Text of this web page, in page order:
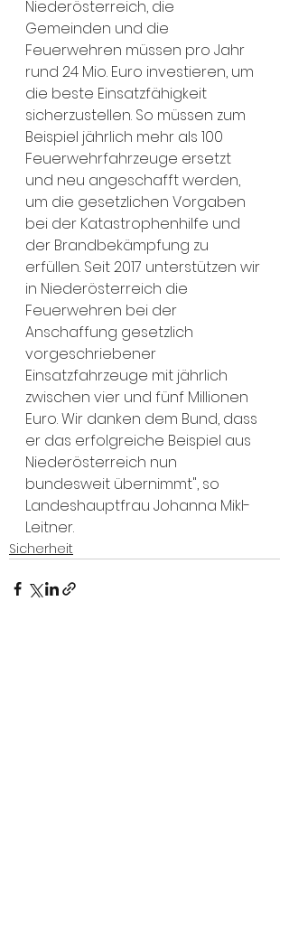
Niederösterreich, die
Gemeinden und die
Feuerwehren müssen pro Jahr
rund 24 Mio. Euro investieren, um
die beste Einsatzfähigkeit
sicherzustellen. So müssen zum
Beispiel jährlich mehr als 100
Feuerwehrfahrzeuge ersetzt
und neu angeschafft werden,
um die gesetzlichen Vorgaben
bei der Katastrophenhilfe und
der Brandbekämpfung zu
erfüllen. Seit 2017 unterstützen wir
in Niederösterreich die
Feuerwehren bei der
Anschaffung gesetzlich
vorgeschriebener
Einsatzfahrzeuge mit jährlich
zwischen vier und fünf Millionen
Euro. Wir danken dem Bund, dass
er das erfolgreiche Beispiel aus
Niederösterreich nun
bundesweit übernimmt", so
Landeshauptfrau Johanna Mikl-
Leitner.
Sicherheit